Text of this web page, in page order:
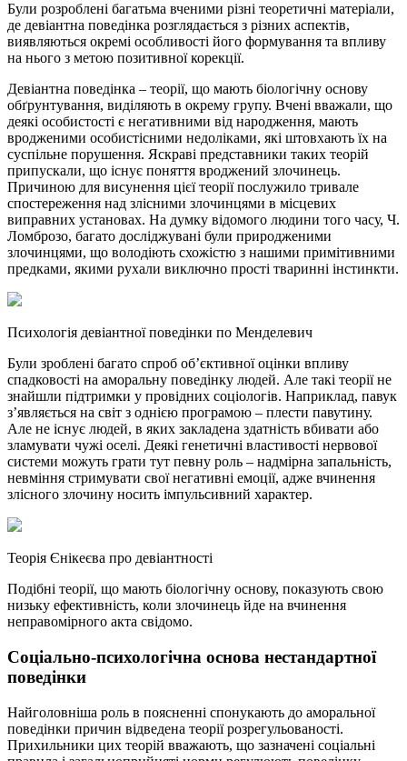
Були розроблені багатьма вченими різні теоретичні матеріали,
де девіантна поведінка розглядається з різних аспектів,
виявляються окремі особливості його формування та впливу
на нього з метою позитивної корекції.
Девіантна поведінка – теорії, що мають біологічну основу
обґрунтування, виділяють в окрему групу. Вчені вважали, що
деякі особистості є негативними від народження, мають
вродженими особистісними недоліками, які штовхають їх на
суспільне порушення. Яскраві представники таких теорій
припускали, що існує поняття вроджений злочинець.
Причиною для висунення цієї теорії послужило тривале
спостереження над злісними злочинцями в місцевих
виправних установах. На думку відомого людини того часу, Ч.
Ломброзо, багато досліджувані були природженими
злочинцями, що володіють схожістю з нашими примітивними
предками, якими рухали виключно прості тваринні інстинкти.
Психологія девіантної поведінки по Менделевич
Були зроблені багато спроб об’єктивної оцінки впливу
спадковості на аморальну поведінку людей. Але такі теорії не
знайшли підтримки у провідних соціологів. Наприклад, павук
з’являється на світ з однією програмою – плести павутину.
Але не існує людей, в яких закладена здатність вбивати або
зламувати чужі оселі. Деякі генетичні властивості нервової
системи можуть грати тут певну роль – надмірна запальність,
невміння стримувати свої негативні емоції, адже вчинення
злісного злочину носить імпульсивний характер.
Теорія Єнікеєва про девіантності
Подібні теорії, що мають біологічну основу, показують свою
низьку ефективність, коли злочинець йде на вчинення
неправомірного акта свідомо.
Соціально-психологічна основа нестандартної
поведінки
Найголовніша роль в поясненні спонукають до аморальної
поведінки причин відведена теорії розрегульованості.
Прихильники цих теорій вважають, що зазначені соціальні